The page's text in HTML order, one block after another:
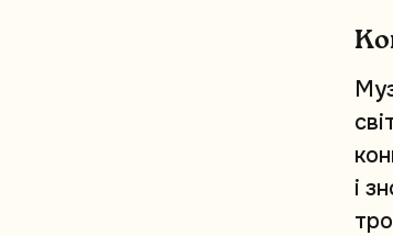
Ко
Му
сві
кон
і зн
тро